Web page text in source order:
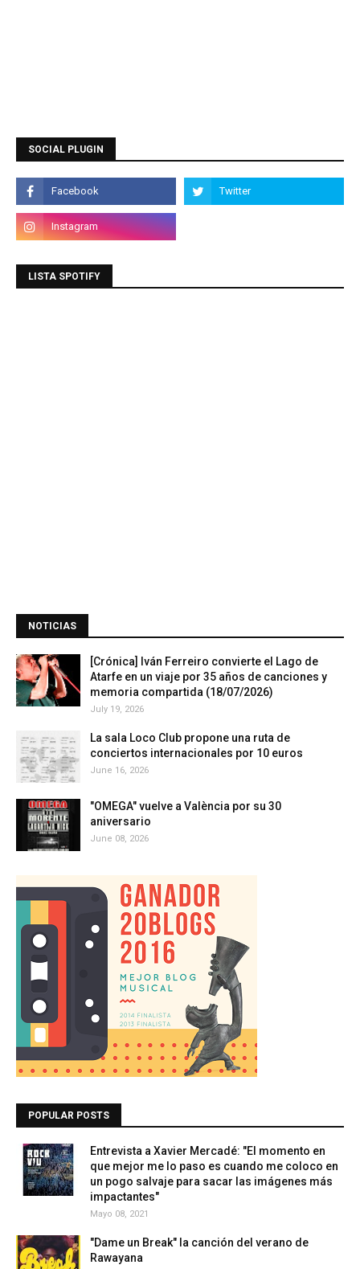
SOCIAL PLUGIN
LISTA SPOTIFY
NOTICIAS
[Crónica] Iván Ferreiro convierte el Lago de
Atarfe en un viaje por 35 años de canciones y
memoria compartida (18/07/2026)
July 19, 2026
La sala Loco Club propone una ruta de
conciertos internacionales por 10 euros
June 16, 2026
"OMEGA" vuelve a València por su 30
aniversario
June 08, 2026
POPULAR POSTS
Entrevista a Xavier Mercadé: "El momento en
que mejor me lo paso es cuando me coloco en
un pogo salvaje para sacar las imágenes más
impactantes"
Mayo 08, 2021
"Dame un Break" la canción del verano de
Rawayana